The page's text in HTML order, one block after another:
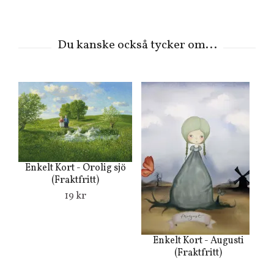
Enkelt Kort - Orolig sjö
(Fraktfritt)
19 kr
Enkelt Kort - Augusti
(Fraktfritt)